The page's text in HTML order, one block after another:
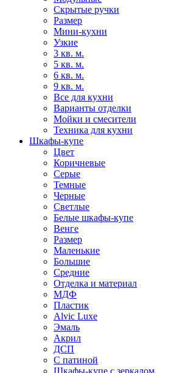
Скрытые ручки
Размер
Мини-кухни
Узкие
3 кв. м.
5 кв. м.
6 кв. м.
9 кв. м.
Все для кухни
Варианты отделки
Мойки и смесители
Техника для кухни
Шкафы-купе
Цвет
Коричневые
Серые
Темные
Черные
Светлые
Белые шкафы-купе
Венге
Размер
Маленькие
Большие
Средние
Отделка и материал
МДФ
Пластик
Alvic Luxe
Эмаль
Акрил
ДСП
С патиной
Шкафы-купе с зеркалом